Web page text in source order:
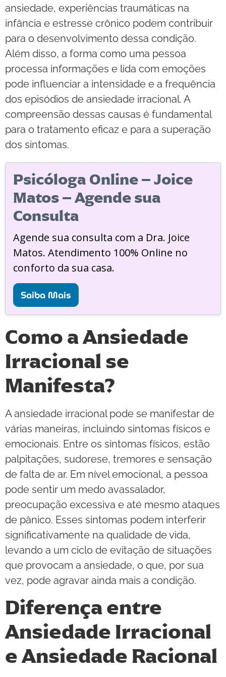
ansiedade, experiências traumáticas na
infância e estresse crônico podem contribuir
para o desenvolvimento dessa condição.
Além disso, a forma como uma pessoa
processa informações e lida com emoções
pode influenciar a intensidade e a frequência
dos episódios de ansiedade irracional. A
compreensão dessas causas é fundamental
para o tratamento eficaz e para a superação
dos sintomas.
Psicóloga Online – Joice
Matos – Agende sua
Consulta
Agende sua consulta com a Dra. Joice
Matos. Atendimento 100% Online no
conforto da sua casa.
Saiba Mais
Como a Ansiedade
Irracional se
Manifesta?
A ansiedade irracional pode se manifestar de
várias maneiras, incluindo sintomas físicos e
emocionais. Entre os sintomas físicos, estão
palpitações, sudorese, tremores e sensação
de falta de ar. Em nível emocional, a pessoa
pode sentir um medo avassalador,
preocupação excessiva e até mesmo ataques
de pânico. Esses sintomas podem interferir
significativamente na qualidade de vida,
levando a um ciclo de evitação de situações
que provocam a ansiedade, o que, por sua
vez, pode agravar ainda mais a condição.
Diferença entre
Ansiedade Irracional
e Ansiedade Racional